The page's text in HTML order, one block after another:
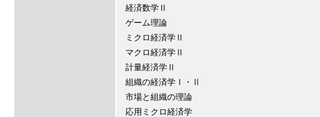
経済数学Ⅱ
ゲーム理論
ミクロ経済学Ⅱ
マクロ経済学Ⅱ
計量経済学Ⅱ
組織の経済学Ⅰ・Ⅱ
市場と組織の理論
応用ミクロ経済学